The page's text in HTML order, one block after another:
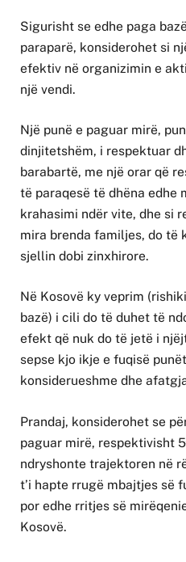
Sigurisht se edhe paga
paraparë, konsiderohet si
efektiv në organizimin e
një vendi.
Një punë e paguar mirë,
dinjitetshëm, i respektuar
barabartë, me një orar që
të paraqesë të dhëna edhe
krahasimi ndër vite, dhe si
mira brenda familjes, do të
sjellin dobi zinxhirore.
Në Kosovë ky veprim
bazë) i cili do të duhet të
efekt që nuk do të jetë i
sepse kjo ikje e fuqisë
konsiderueshme dhe
Prandaj, konsiderohet se
paguar mirë, respektivisht
ndryshonte trajektoren në
t’i hapte rrugë mbajtjes së
por edhe rritjes së
Kosovë.